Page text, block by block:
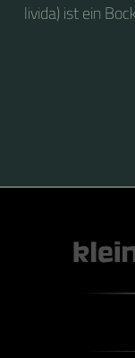
livida) ist ein